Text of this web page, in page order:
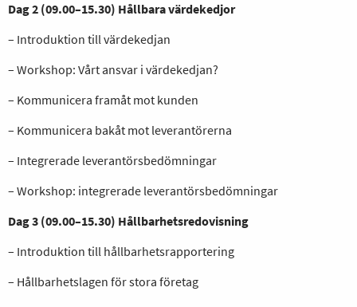
Dag 2 (09.00–15.30) Hållbara värdekedjor
– Introduktion till värdekedjan
– Workshop: Vårt ansvar i värdekedjan?
– Kommunicera framåt mot kunden
– Kommunicera bakåt mot leverantörerna
– Integrerade leverantörsbedömningar
– Workshop: integrerade leverantörsbedömningar
Dag 3 (09.00–15.30) Hållbarhetsredovisning
– Introduktion till hållbarhetsrapportering
– Hållbarhetslagen för stora företag